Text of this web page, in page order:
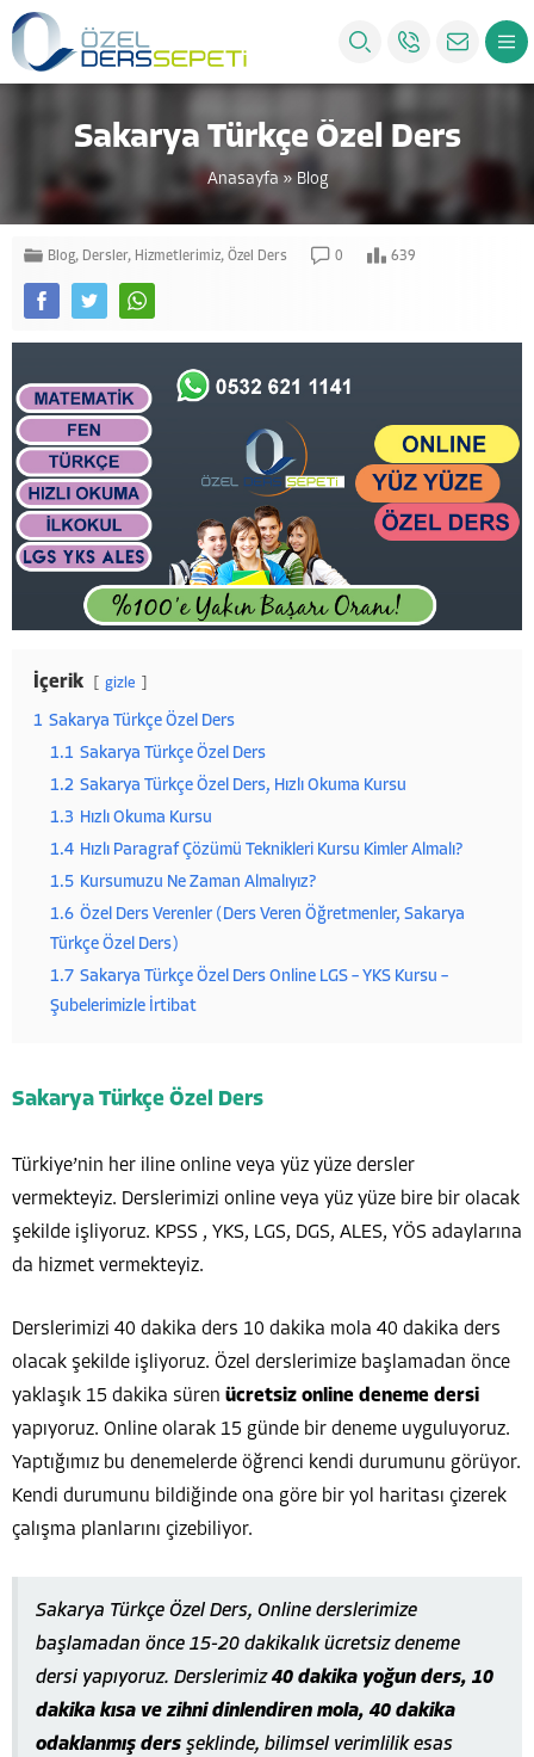
Sakarya Türkçe Özel Ders
Anasayfa » Blog
Blog, Dersler, Hizmetlerimiz, Özel Ders 0 639
İçerik gizle
1 Sakarya Türkçe Özel Ders
1.1 Sakarya Türkçe Özel Ders
1.2 Sakarya Türkçe Özel Ders, Hızlı Okuma Kursu
1.3 Hızlı Okuma Kursu
1.4 Hızlı Paragraf Çözümü Teknikleri Kursu Kimler Almalı?
1.5 Kursumuzu Ne Zaman Almalıyız?
1.6 Özel Ders Verenler (Ders Veren Öğretmenler, Sakarya
Türkçe Özel Ders)
1.7 Sakarya Türkçe Özel Ders Online LGS – YKS Kursu –
Şubelerimizle İrtibat
Sakarya Türkçe Özel Ders
Türkiye’nin her iline online veya yüz yüze dersler
vermekteyiz. Derslerimizi online veya yüz yüze bire bir olacak
şekilde işliyoruz. KPSS , YKS, LGS, DGS, ALES, YÖS adaylarına
da hizmet vermekteyiz.
Derslerimizi 40 dakika ders 10 dakika mola 40 dakika ders
olacak şekilde işliyoruz. Özel derslerimize başlamadan önce
yaklaşık 15 dakika süren ücretsiz online deneme dersi
yapıyoruz. Online olarak 15 günde bir deneme uyguluyoruz.
Yaptığımız bu denemelerde öğrenci kendi durumunu görüyor.
Kendi durumunu bildiğinde ona göre bir yol haritası çizerek
çalışma planlarını çizebiliyor.
Sakarya Türkçe Özel Ders, Online derslerimize
başlamadan önce 15-20 dakikalık ücretsiz deneme
dersi yapıyoruz. Derslerimiz40 dakika yoğun ders, 10
dakika kısa ve zihni dinlendiren mola, 40 dakika
odaklanmış ders şeklinde, bilimsel verimlilik esas